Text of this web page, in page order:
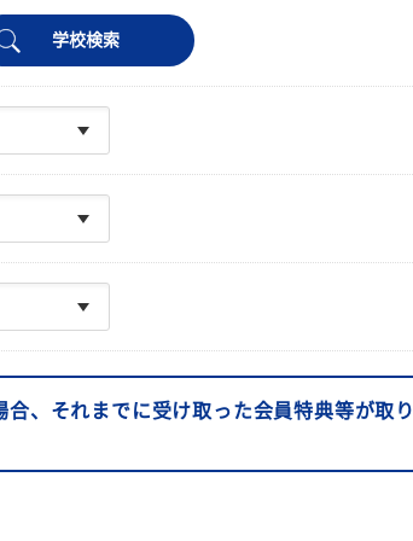
学校検索
、それまでに受け取った会員特典等が取り